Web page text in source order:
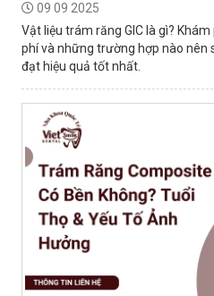
09 09 2025
Vật liệu trám răng GIC là gì?
phí và những trường hợp nào nên
đạt hiệu quả tốt nhất.